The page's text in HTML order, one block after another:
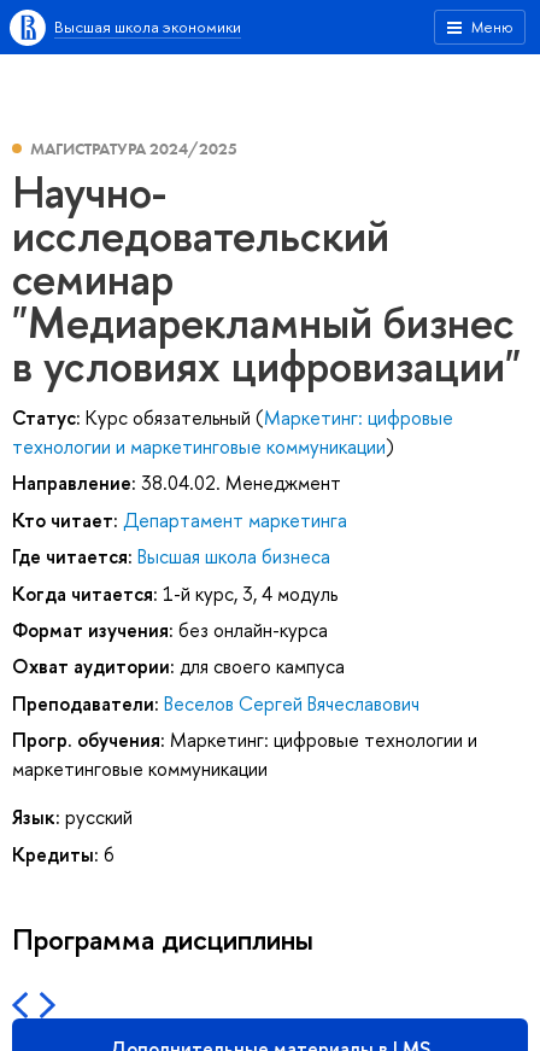
Меню
Высшая школа экономики
МАГИСТРАТУРА 2024/2025
Научно-
исследовательский
семинар
"Медиарекламный бизнес
в условиях цифровизации"
Статус: Курс обязательный (Маркетинг: цифровые
технологии и маркетинговые коммуникации)
Направление: 38.04.02. Менеджмент
Кто читает: Департамент маркетинга
Где читается: Высшая школа бизнеса
Когда читается: 1-й курс, 3, 4 модуль
Формат изучения: без онлайн-курса
Охват аудитории: для своего кампуса
Преподаватели: Веселов Сергей Вячеславович
Прогр. обучения: Маркетинг: цифровые технологии и
маркетинговые коммуникации
Язык: русский
Кредиты: 6
Программа дисциплины